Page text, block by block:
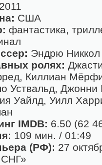
2011
США
фантастика,
Эндрю Никкол
ролях:
Киллиан
Уствальд, Джонни
Уайлд, Уилл
IMDB: 6.50 (62
109 мин. / 01:49
(РФ): 27